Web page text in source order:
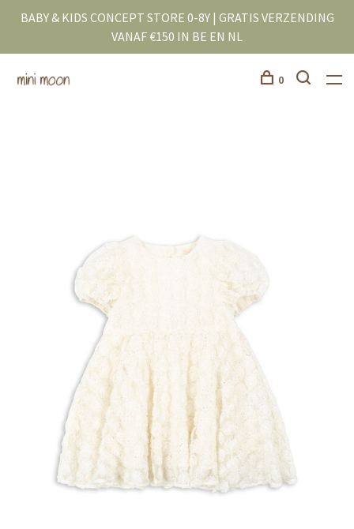
BABY & KIDS CONCEPT STORE 0-8Y | GRATIS VERZENDING
VANAF €150 IN BE EN NL
0